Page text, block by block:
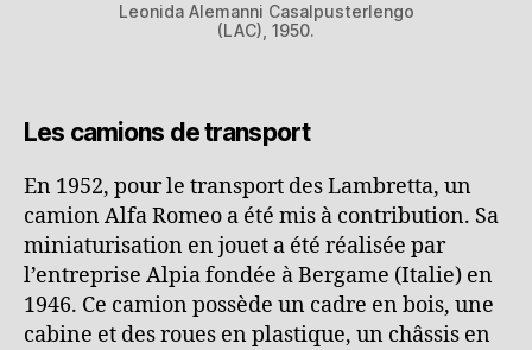
Leonida Alemanni Casalpusterlengo
(LAC), 1950.
Les camions de transport
En 1952, pour le transport des Lambretta, un
camion Alfa Romeo a été mis à contribution. Sa
miniaturisation en jouet a été réalisée par
l’entreprise Alpia fondée à Bergame (Italie) en
1946. Ce camion possède un cadre en bois, une
cabine et des roues en plastique, un châssis en